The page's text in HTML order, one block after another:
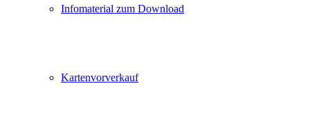
Infomaterial zum Download
Kartenvorverkauf